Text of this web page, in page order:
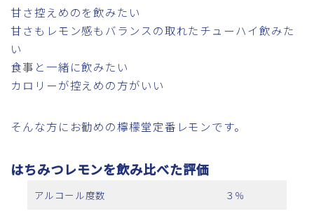
甘さ控えめのを飲みたい
甘さもレモン感もバランスの取れたチューハイ飲みた
い
食事と一緒に飲みたい
カロリーが控えめの方がいい
そんな方にお勧めの檸檬堂定番レモンです。
はちみつレモンを飲み比べた評価
アルコール度数 ３％